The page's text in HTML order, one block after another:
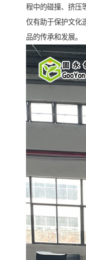
程中的碰撞、挤压
仅有助于保护文化
品的传承和发展。